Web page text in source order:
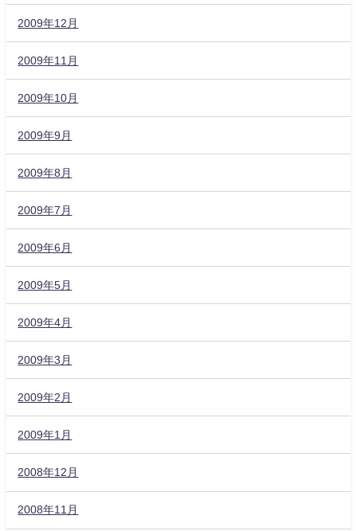
2009年12月
2009年11月
2009年10月
2009年9月
2009年8月
2009年7月
2009年6月
2009年5月
2009年4月
2009年3月
2009年2月
2009年1月
2008年12月
2008年11月